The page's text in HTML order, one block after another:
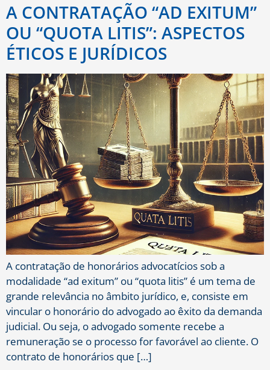
A CONTRATAÇÃO “AD EXITUM”
OU “QUOTA LITIS”: ASPECTOS
ÉTICOS E JURÍDICOS
A contratação de honorários advocatícios sob a
modalidade “ad exitum” ou “quota litis” é um tema de
grande relevância no âmbito jurídico, e, consiste em
vincular o honorário do advogado ao êxito da demanda
judicial. Ou seja, o advogado somente recebe a
remuneração se o processo for favorável ao cliente. O
contrato de honorários que […]